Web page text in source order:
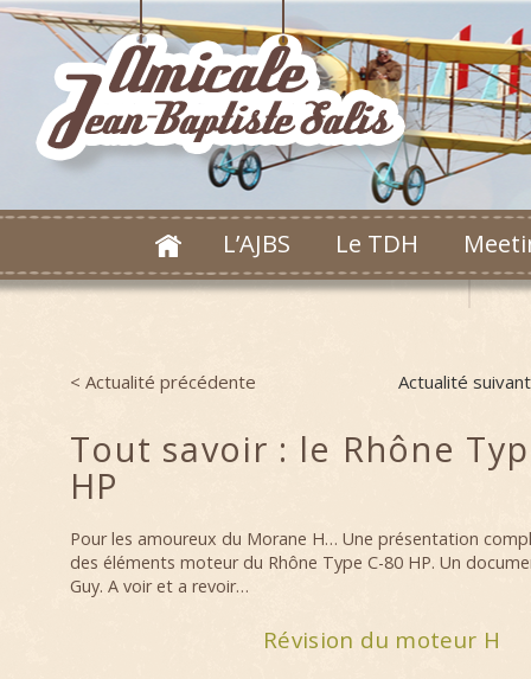
L’AJBS Le TDH
Post navigation
Actualité
< Actualité précédente
Tout savoir : le Rhône
HP
Pour les amoureux du Morane H… Une présentation
des éléments moteur du Rhône Type C-80 HP. Un
Guy. A voir et a revoir…
Révision du moteur H